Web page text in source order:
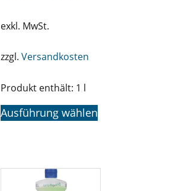
exkl. MwSt.
zzgl. Versandkosten
Produkt enthält: 1 l
Ausführung wählen